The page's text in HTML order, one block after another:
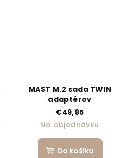
MAST M.2 sada TWIN
adaptérov
€49,95
Na objednávku
Do košíka